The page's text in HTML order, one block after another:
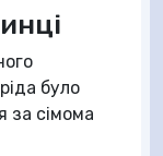
було
за сімома